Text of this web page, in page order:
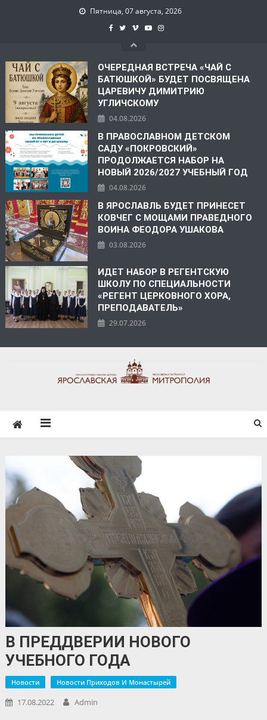
Пятница, 07 августа, 2026
ОЧЕРЕДНАЯ ВСТРЕЧА «ЧАЙ С
БАТЮШКОЙ» БУДЕТ ПОСВЯЩЕНА
ЦАРЕВИЧУ ДИМИТРИЮ
УГЛИЧСКОМУ
04.08.2026
В ПРАВОСЛАВНОМ ДЕТСКОМ
САДУ «ПОКРОВСКИЙ»
ПРОДОЛЖАЕТСЯ НАБОР НА
НОВЫЙ 2026/2027 УЧЕБНЫЙ ГОД
04.08.2026
В ЯРОСЛАВЛЬ БУДЕТ ПРИНЕСЕТ
КОВЧЕГ С МОЩАМИ ПРАВЕДНОГО
ВОИНА ФЕОДОРА УШАКОВА
03.08.2026
ИДЕТ НАБОР В РЕГЕНТСКУЮ
ШКОЛУ ПО СПЕЦИАЛЬНОСТИ
«РЕГЕНТ ЦЕРКОВНОГО ХОРА,
ПРЕПОДАВАТЕЛЬ»
29.07.2026
В ПРЕДДВЕРИИ НОВОГО
УЧЕБНОГО ГОДА
Новости Новости Приходов И Монастырей
17.08.2022 Admin